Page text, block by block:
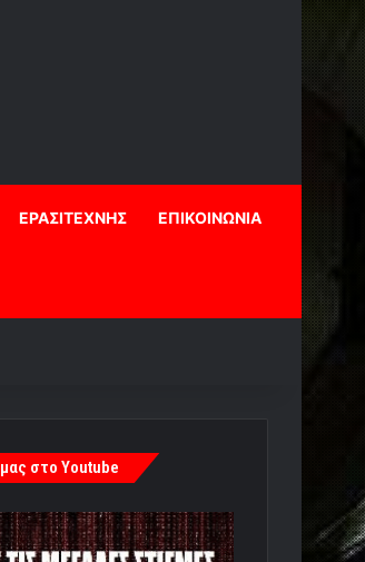
ΕΡΑΣΙΤΕΧΝΗΣ ΕΠΙΚΟΙΝΩΝΙΑ
στο Youtube